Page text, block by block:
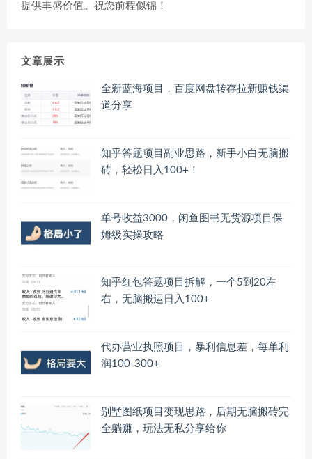
提供丰盛价值。祝您前程似锦！
文章展示
全新蓝海项目，百度网盘转存拉新赚钱渠
道分享
知乎答题项目副业思路，新手小白无脑搬
砖，轻松日入100+！
单号收益3000，闲鱼图书无货源项目保
姆级实操攻略
知乎红包答题项目拆解，一个5到20左
右，无脑搬运日入100+
代办营业执照项目，暴利信息差，每单利
润100-300+
别墅图纸项目变现思路，后期无脑搬砖完
全躺赚，玩法无私分享给你